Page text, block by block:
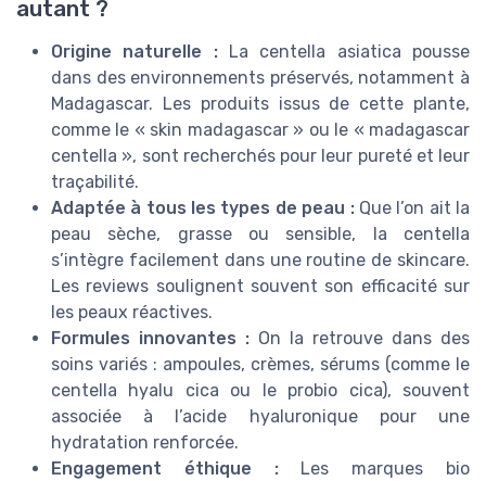
autant ?
Origine naturelle :La centella asiatica pousse
dans des environnements préservés, notamment à
Madagascar. Les produits issus de cette plante,
comme le « skin madagascar » ou le « madagascar
centella », sont recherchés pour leur pureté et leur
traçabilité.
Adaptée à tous les types de peau :Que l’on ait la
peau sèche, grasse ou sensible, la centella
s’intègre facilement dans une routine de skincare.
Les reviews soulignent souvent son efficacité sur
les peaux réactives.
Formules innovantes : On la retrouve dans des
soins variés : ampoules, crèmes, sérums (comme le
centella hyalu cica ou le probio cica), souvent
associée à l’acide hyaluronique pour une
hydratation renforcée.
Engagement éthique :Les marques bio